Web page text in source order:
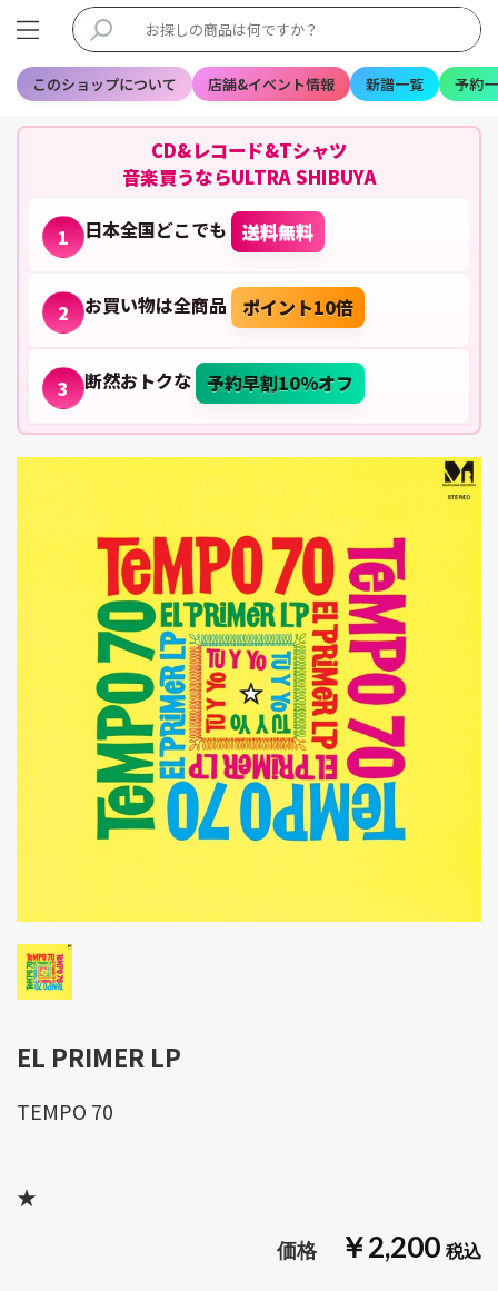
このショップについて 店舗&イベント情報 新譜一覧 予約
CD&レコード&Tシャツ
音楽買うならULTRA SHIBUYA
1 日本全国どこでも 送料無料
2 お買い物は全商品 ポイント10倍
3 断然おトクな 予約早割10%オフ
EL PRIMER LP
￥2,200
TEMPO 70
★